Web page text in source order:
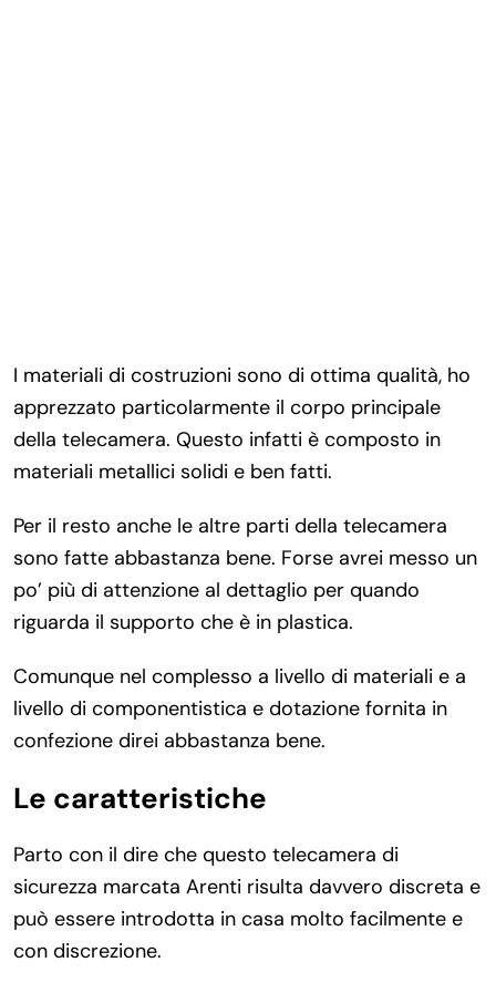
I materiali di costruzioni sono di ottima qualità, ho
apprezzato particolarmente il corpo principale
della telecamera. Questo infatti è composto in
materiali metallici solidi e ben fatti.
Per il resto anche le altre parti della telecamera
sono fatte abbastanza bene. Forse avrei messo un
po’ più di attenzione al dettaglio per quando
riguarda il supporto che è in plastica.
Comunque nel complesso a livello di materiali e a
livello di componentistica e dotazione fornita in
confezione direi abbastanza bene.
Le caratteristiche
Parto con il dire che questo telecamera di
sicurezza marcata Arenti risulta davvero discreta e
può essere introdotta in casa molto facilmente e
con discrezione.